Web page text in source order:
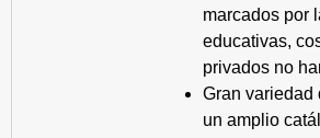
marcados por
educativas,
privados no
Gran variedad
un amplio